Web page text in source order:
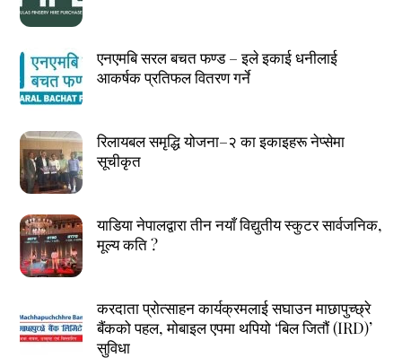
एनएमबि सरल बचत फण्ड – इले इकाई धनीलाई
आकर्षक प्रतिफल वितरण गर्ने
रिलायबल समृद्धि योजना–२ का इकाइहरू नेप्सेमा
सूचीकृत
याडिया नेपालद्वारा तीन नयाँ विद्युतीय स्कुटर सार्वजनिक,
मूल्य कति ?
करदाता प्रोत्साहन कार्यक्रमलाई सघाउन माछापुच्छ्रे
बैंकको पहल, मोबाइल एपमा थपियो ‘बिल जितौं (IRD)’
सुविधा